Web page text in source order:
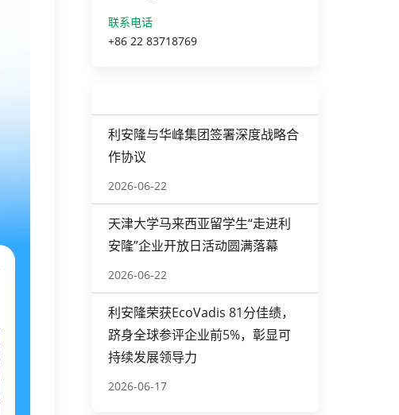
联系电话
+86 22 83718769
利安隆与华峰集团签署深度战略合
作协议
2026-06-22
天津大学马来西亚留学生“走进利
安隆”企业开放日活动圆满落幕
2026-06-22
利安隆荣获EcoVadis 81分佳绩，
跻身全球参评企业前5%，彰显可
持续发展领导力
2026-06-17